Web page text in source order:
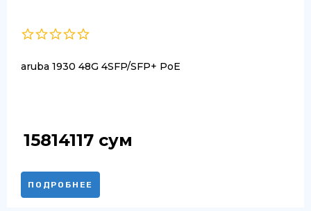
aruba 1930 48G 4SFP/SFP+ PoE
15814117 сум
ПОДРОБНЕЕ